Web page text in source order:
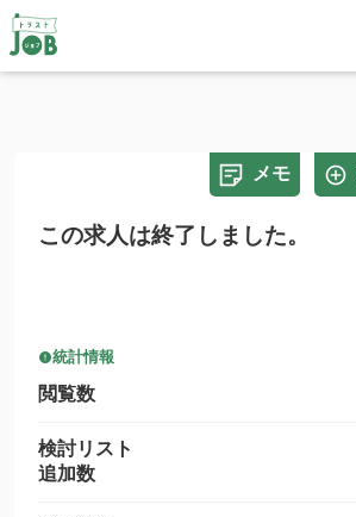
メモ
この求人は終了しました。
統計情報
閲覧数
検討リスト
追加数